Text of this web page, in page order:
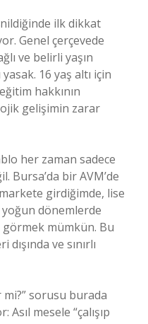
ilk dikkat
Genel çerçevede
ve belirli yaşın
16 yaş altı için
hakkının
gelişimin zarar
her zaman sadece
Bursa’da bir AVM’de
girdiğimde, lise
dönemlerde
görmek mümkün. Bu
ve sınırlı
mi?” sorusu burada
mesele “çalışıp